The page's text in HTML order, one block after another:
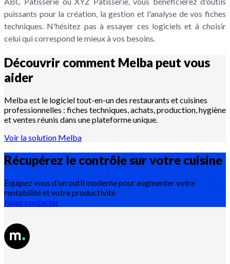
puissants pour la création, la gestion et l'analyse de vos fiches
techniques. N'hésitez pas à essayer ces logiciels et à choisir
celui qui correspond le mieux à vos besoins.
Découvrir comment Melba peut vous
aider
Melba est le logiciel tout-en-un des restaurants et cuisines
professionnelles : fiches techniques, achats, production, hygiène
et ventes réunis dans une plateforme unique.
Voir la solution Melba
Récupérez le contrôle sur votre cuisine
Equipez vous d'un outil moderne pour augmenter votre
rentabilité et votre productivité
Nous contacter